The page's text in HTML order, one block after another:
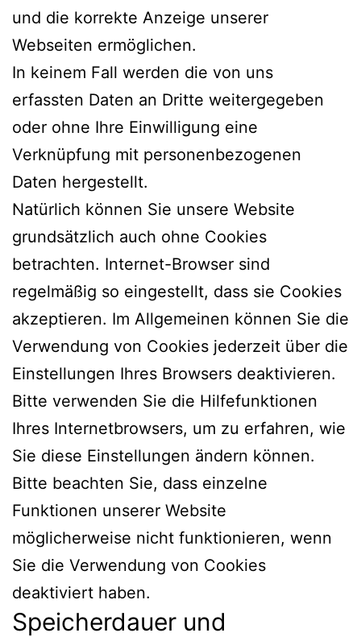
und die korrekte Anzeige unserer
Webseiten ermöglichen.
In keinem Fall werden die von uns
erfassten Daten an Dritte weitergegeben
oder ohne Ihre Einwilligung eine
Verknüpfung mit personenbezogenen
Daten hergestellt.
Natürlich können Sie unsere Website
grundsätzlich auch ohne Cookies
betrachten. Internet-Browser sind
regelmäßig so eingestellt, dass sie Cookies
akzeptieren. Im Allgemeinen können Sie die
Verwendung von Cookies jederzeit über die
Einstellungen Ihres Browsers deaktivieren.
Bitte verwenden Sie die Hilfefunktionen
Ihres Internetbrowsers, um zu erfahren, wie
Sie diese Einstellungen ändern können.
Bitte beachten Sie, dass einzelne
Funktionen unserer Website
möglicherweise nicht funktionieren, wenn
Sie die Verwendung von Cookies
deaktiviert haben.
Speicherdauer und